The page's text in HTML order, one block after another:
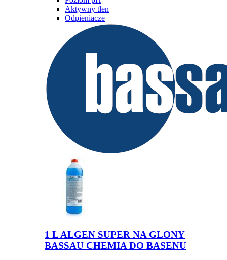
Aktywny tlen
Odpieniacze
1 L ALGEN SUPER NA GLONY
BASSAU CHEMIA DO BASENU